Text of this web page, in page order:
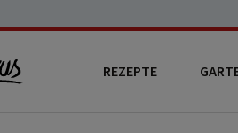
REZEPTE